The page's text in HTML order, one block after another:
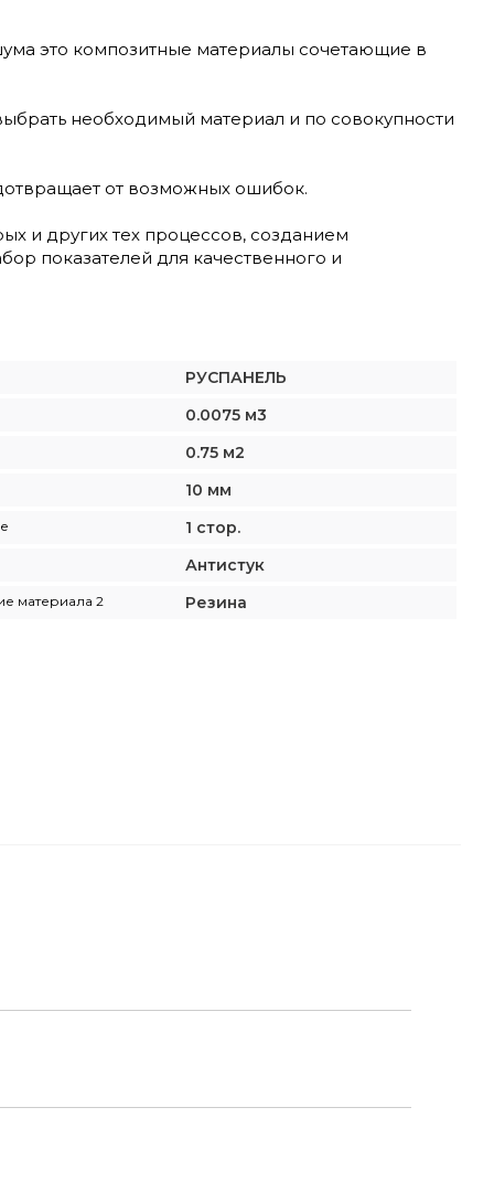
это композитные материалы сочетающие в
необходимый материал и по совокупности
от возможных ошибок.
и других тех процессов, созданием
показателей для качественного и
РУСПАНЕЛЬ
0.0075 м3
0.75 м2
10 мм
1 стор.
Антистук
материала 2 Резина